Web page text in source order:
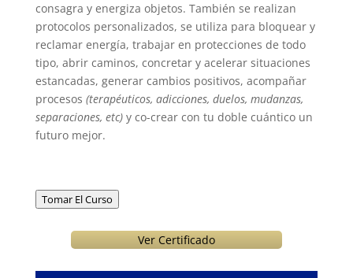
consagra y energiza objetos. También se realizan
protocolos personalizados, se utiliza para bloquear y
reclamar energía, trabajar en protecciones de todo
tipo, abrir caminos, concretar y acelerar situaciones
estancadas, generar cambios positivos, acompañar
procesos (terapéuticos, adicciones, duelos, mudanzas,
separaciones, etc)y co-crear con tu doble cuántico un
futuro mejor.
Tomar El Curso
Ver Certificado